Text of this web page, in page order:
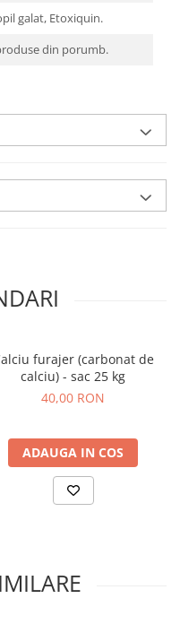
galat, Etoxiquin.
din porumb.
furajer (carbonat de
calciu) - sac 25 kg
40,00 RON
ADAUGA IN COS